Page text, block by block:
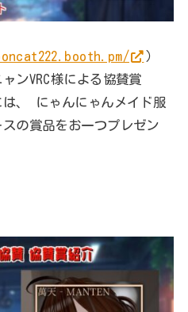
）
ンVRC様による協賛賞
、 にゃんにゃんメイド服
の賞品をお一つプレゼン